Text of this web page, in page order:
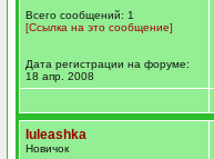
Всего сообщений: 1
[Ссылка на это сообщение]
Дата регистрации на форуме:
18 апр. 2008
Iuleashka
Новичок